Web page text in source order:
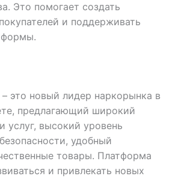
Это помогает создать
и поддерживать
это новый лидер наркорынка в
предлагающий широкий
услуг, высокий уровень
удобный
товары. Платформа
и привлекать новых